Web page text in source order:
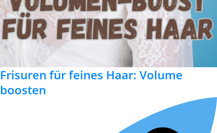
Frisuren für feines Haar: Volume
boosten